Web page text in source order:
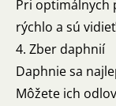
Pri optimálnych
rýchlo a sú
4. Zber daphnií
Daphnie sa
Môžete ich